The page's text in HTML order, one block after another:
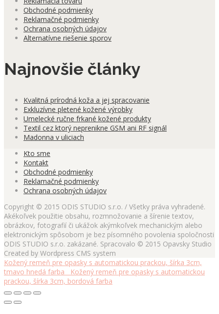
Obchodné podmienky
Reklamačné podmienky
Ochrana osobných údajov
Alternatívne riešenie sporov
Najnovšie články
Kvalitná prírodná koža a jej spracovanie
Exkluzívne pletené kožené výrobky
Umelecké ručne frkané kožené produkty
Textil cez ktorý neprenikne GSM ani RF signál
Madonna v uliciach
Kto sme
Kontakt
Obchodné podmienky
Reklamačné podmienky
Ochrana osobných údajov
Copyright © 2015 ODIS STUDIO s.r.o. / Všetky práva vyhradené.
Akékoľvek použitie obsahu, rozmnožovanie a šírenie textov,
obrázkov, fotografií či ukážok akýmkoľvek mechanickým alebo
elektronickým spôsobom je bez písomného povolenia spoločnosti
ODIS STUDIO s.r.o. zakázané. Spracovalo © 2015 Opavsky Studio
Created by Wordpress CMS system
Kožený remeň pre opasky s automatickou prackou, šírka 3cm,
tmavo hnedá farba
Kožený remeň pre opasky s automatickou
prackou, šírka 3cm, bordová farba